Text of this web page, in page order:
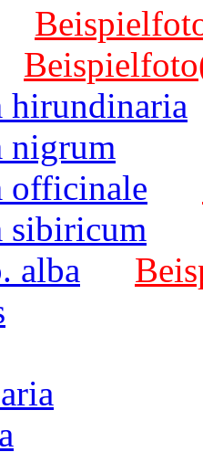
hirundinaria
nigrum
officinale
sibiricum
alba